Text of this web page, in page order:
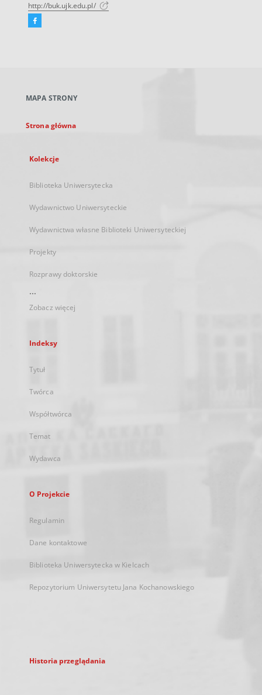
http://buk.ujk.edu.pl/
Facebook
karcie
MAPA STRONY
Strona główna
Kolekcje
Biblioteka Uniwersytecka
Wydawnictwo Uniwersyteckie
Wydawnictwa własne Biblioteki Uniwersyteckiej
Projekty
Rozprawy doktorskie
...
Zobacz więcej
Indeksy
Tytuł
Twórca
Współtwórca
Temat
Wydawca
O Projekcie
Regulamin
Dane kontaktowe
Biblioteka Uniwersytecka w Kielcach
Repozytorium Uniwersytetu Jana Kochanowskiego
Historia przeglądania